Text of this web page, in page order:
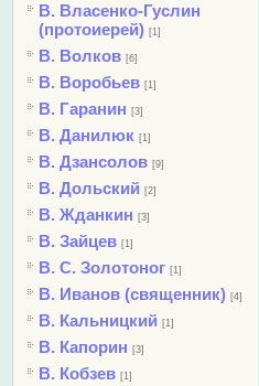
В. Власенко-Гуслин
(протоиерей) [1]
В. Волков [6]
В. Воробьев [1]
В. Гаранин [3]
В. Данилюк [1]
В. Дзансолов [9]
В. Дольский [2]
В. Жданкин [3]
В. Зайцев [1]
В. С. Золотоног [1]
В. Иванов (священник) [4]
В. Кальницкий [1]
В. Капорин [3]
В. Кобзев [1]